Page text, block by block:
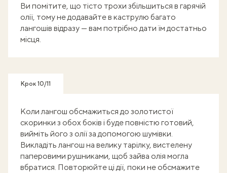
Ви помітите, що тісто трохи збільшиться в гарячій
олії, тому не додавайте в каструлю багато
лангошів відразу — вам потрібно дати їм достатньо
місця.
Крок 10/11
Коли лангош обсмажиться до золотистої
скоринки з обох боків і буде повністю готовий,
вийміть його з олії за допомогою шумівки.
Викладіть лангош на велику тарілку, вистелену
паперовими рушниками, щоб зайва олія могла
вбратися. Повторюйте ці дії, поки не обсмажите